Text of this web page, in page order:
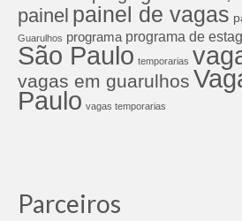
painel painel de vagas
Guarulhos programa programa de
São Paulo temporarias
vagas em guarulhos
Paulo vagas temporarias
Parceiros